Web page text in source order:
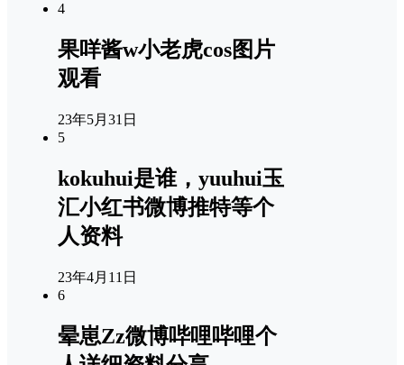
4
果咩酱w小老虎cos图片
观看
23年5月31日
5
kokuhui是谁，yuuhui玉
汇小红书微博推特等个
人资料
23年4月11日
6
晕崽Zz微博哔哩哔哩个